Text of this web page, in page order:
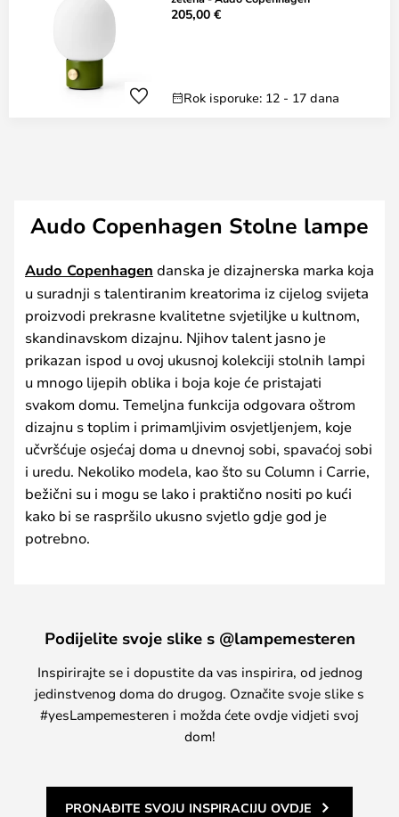
205,00 €
Rok isporuke: 12 - 17 dana
Audo Copenhagen Stolne lampe
Audo Copenhagen danska je dizajnerska marka koja
u suradnji s talentiranim kreatorima iz cijelog svijeta
proizvodi prekrasne kvalitetne svjetiljke u kultnom,
skandinavskom dizajnu. Njihov talent jasno je
prikazan ispod u ovoj ukusnoj kolekciji stolnih lampi
u mnogo lijepih oblika i boja koje će pristajati
svakom domu. Temeljna funkcija odgovara oštrom
dizajnu s toplim i primamljivim osvjetljenjem, koje
učvršćuje osjećaj doma u dnevnoj sobi, spavaćoj sobi
i uredu. Nekoliko modela, kao što su Column i Carrie,
bežični su i mogu se lako i praktično nositi po kući
kako bi se raspršilo ukusno svjetlo gdje god je
potrebno.
Podijelite svoje slike s @lampemesteren
Inspirirajte se i dopustite da vas inspirira, od jednog
jedinstvenog doma do drugog. Označite svoje slike s
#yesLampemesteren i možda ćete ovdje vidjeti svoj
dom!
PRONAĐITE SVOJU INSPIRACIJU OVDJE